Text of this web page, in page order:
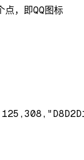
，即QQ图标